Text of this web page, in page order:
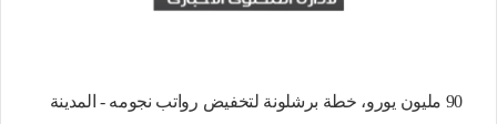
90 مليون يورو، خطة برشلونة لتخفيض رواتب نجومه - المدينة